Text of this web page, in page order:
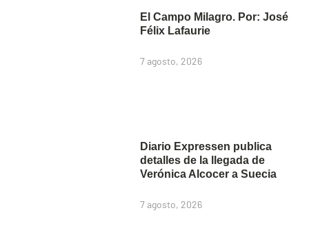
El Campo Milagro. Por: José
Félix Lafaurie
7 agosto, 2026
Diario Expressen publica
detalles de la llegada de
Verónica Alcocer a Suecia
7 agosto, 2026